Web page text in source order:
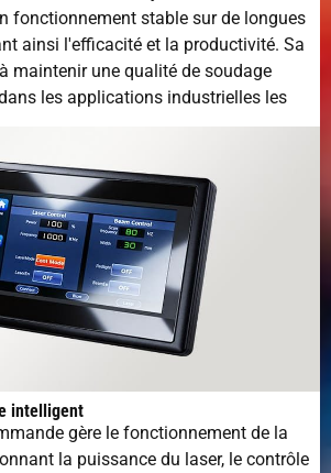
fonctionnement stable sur de longues
ainsi l'efficacité et la productivité. Sa
maintenir une qualité de soudage
les applications industrielles les
intelligent
gère le fonctionnement de la
la puissance du laser, le contrôle